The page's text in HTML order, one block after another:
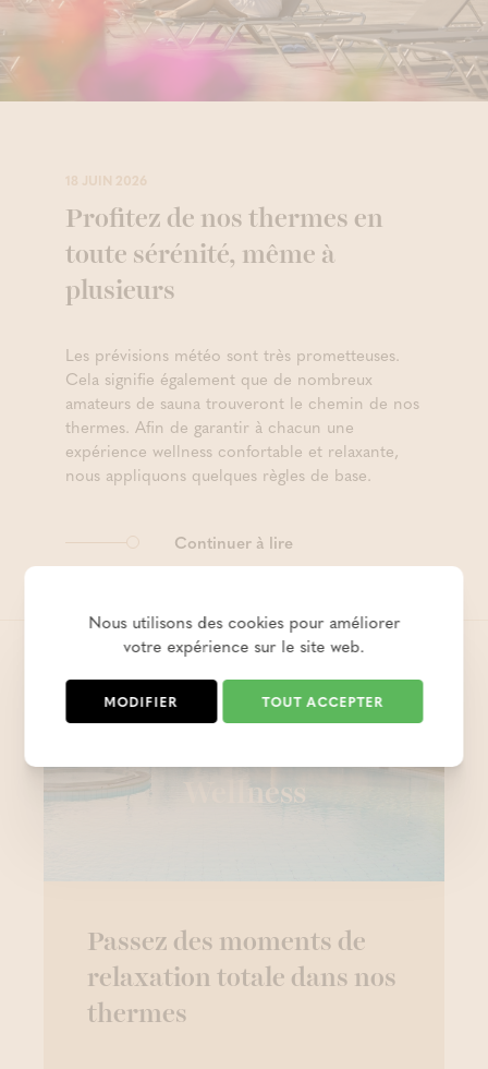
18 JUIN 2026
Profitez de nos thermes en
toute sérénité, même à
plusieurs
Les prévisions météo sont très prometteuses.
Cela signifie également que de nombreux
amateurs de sauna trouveront le chemin de nos
thermes. Afin de garantir à chacun une
expérience wellness confortable et relaxante,
nous appliquons quelques règles de base.
Continuer à lire
Wellness
Passez des moments de
relaxation totale dans nos
thermes
Nous utilisons des cookies pour améliorer
votre expérience sur le site web.
MODIFIER TOUT ACCEPTER